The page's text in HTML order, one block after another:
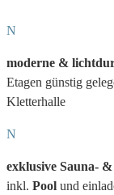
N
moderne &
Etagen günstig
Kletterhalle
N
exklusive Sauna-
inkl. Pool und